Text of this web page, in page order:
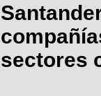
sectores